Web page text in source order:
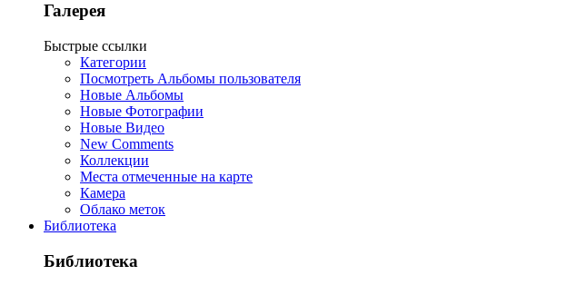
Галерея
Быстрые ссылки
Категории
Посмотреть Альбомы пользователя
Новые Альбомы
Новые Фотографии
Новые Видео
New Comments
Коллекции
Места отмеченные на карте
Камера
Облако меток
Библиотека
Библиотека